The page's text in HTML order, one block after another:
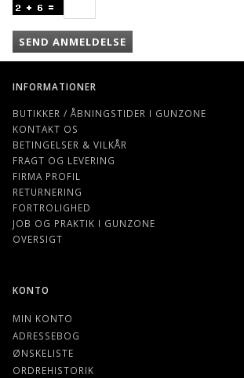
SEND ANMELDELSE
INFORMATIONER
BUTIKKER / ÅBNINGSTIDER I GUNZONE
KONTAKT OS
BETINGELSER & VILKÅR
FRAGT OG LEVERING
FIRMA PROFIL
RETURNERING
FORTROLIGHED
JOB OG PRAKTIK I GUNZONE
OVERSIGT
KONTO
MIN KONTO
ADRESSEBOG
ØNSKELISTE
ORDREHISTORIK